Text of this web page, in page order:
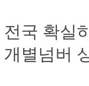
전국 확실
개별넘버